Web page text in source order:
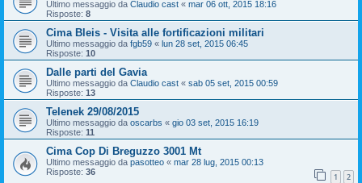
Ultimo messaggio da Claudio cast « mar 06 ott, 2015 18:16
Risposte: 8
Cima Bleis - Visita alle fortificazioni militari
Ultimo messaggio da fgb59 « lun 28 set, 2015 06:45
Risposte: 10
Dalle parti del Gavia
Ultimo messaggio da Claudio cast « sab 05 set, 2015 00:59
Risposte: 13
Telenek 29/08/2015
Ultimo messaggio da oscarbs « gio 03 set, 2015 16:19
Risposte: 11
Cima Cop Di Breguzzo 3001 Mt
Ultimo messaggio da pasotteo « mar 28 lug, 2015 00:13
Risposte: 36 1 2